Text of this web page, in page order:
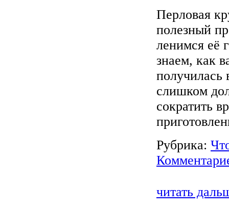
Перловая
полезный
ленимся её
знаем, как
получилась
слишком
сократить
Рубрика:
читать